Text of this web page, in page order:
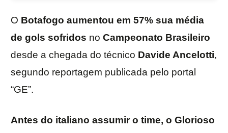
O Botafogo aumentou em 57% sua média
de gols sofridos no Campeonato Brasileiro
desde a chegada do técnico Davide Ancelotti,
segundo reportagem publicada pelo portal
“GE”.
Antes do italiano assumir o time, o Glorioso